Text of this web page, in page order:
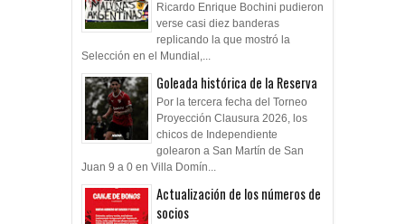
Ricardo Enrique Bochini pudieron
verse casi diez banderas
replicando la que mostró la
Selección en el Mundial,...
Goleada histórica de la Reserva
Por la tercera fecha del Torneo
Proyección Clausura 2026, los
chicos de Independiente
golearon a San Martín de San
Juan 9 a 0 en Villa Domín...
Actualización de los números de
socios